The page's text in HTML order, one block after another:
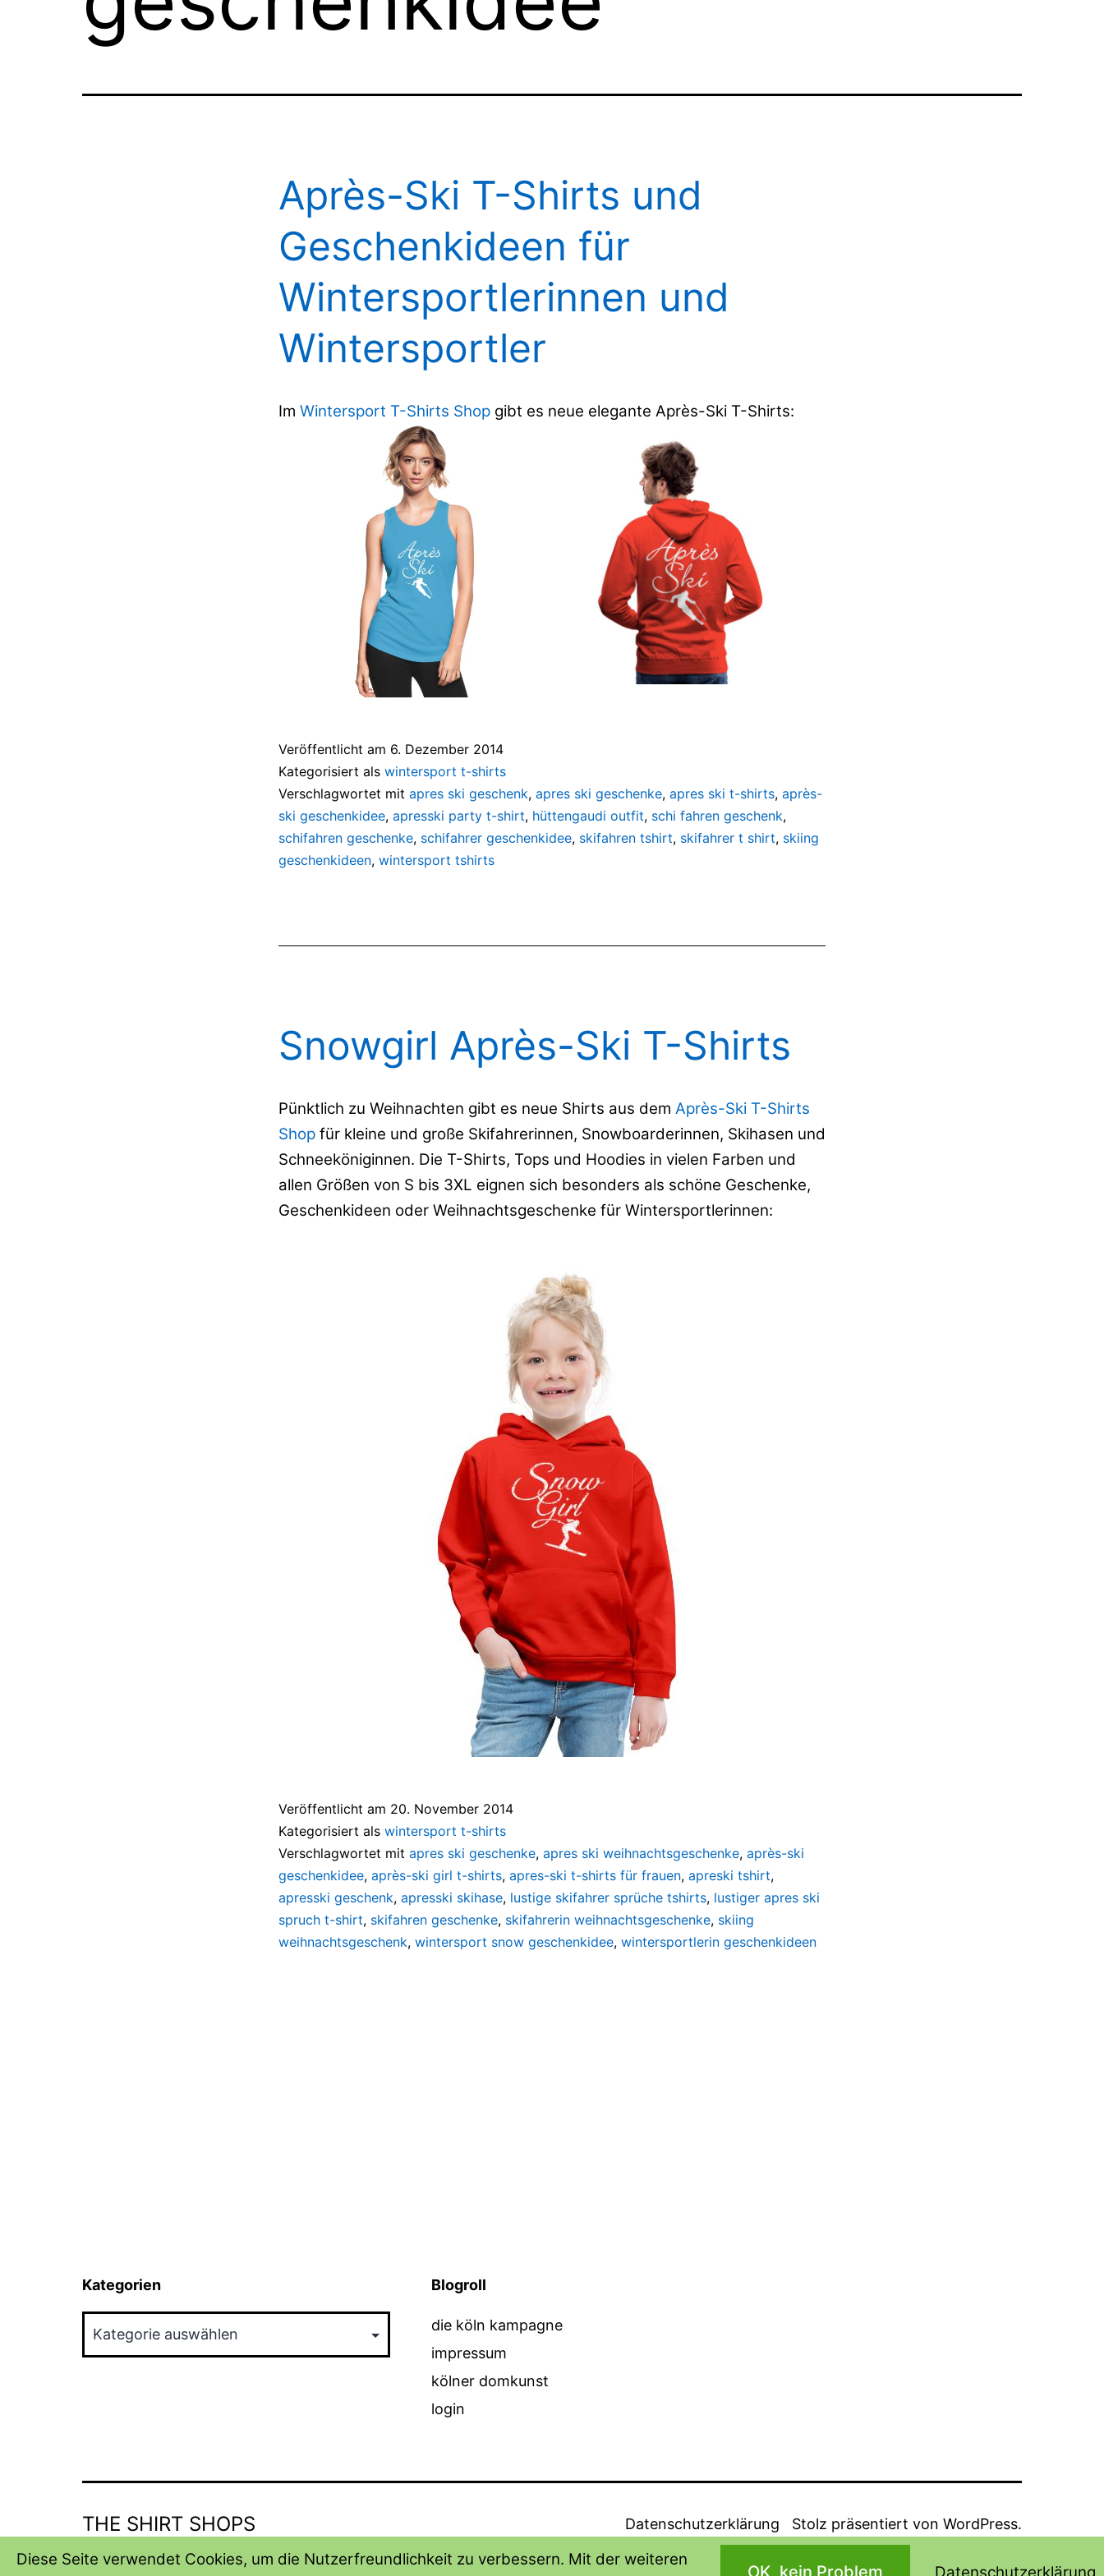
Après-Ski T-Shirts und
Geschenkideen für
Wintersportlerinnen und
Wintersportler
Im Wintersport T-Shirts Shop gibt es neue elegante Après-Ski T-Shirts:
Veröffentlicht am 6. Dezember 2014
Kategorisiert als wintersport t-shirts
Verschlagwortet mit apres ski geschenk, apres ski geschenke, apres ski t-shirts, après-
ski geschenkidee, apresski party t-shirt, hüttengaudi outfit, schi fahren geschenk,
schifahren geschenke, schifahrer geschenkidee, skifahren tshirt, skifahrer t shirt, skiing
geschenkideen, wintersport tshirts
Snowgirl Après-Ski T-Shirts
Pünktlich zu Weihnachten gibt es neue Shirts aus dem Après-Ski T-Shirts
Shop für kleine und große Skifahrerinnen, Snowboarderinnen, Skihasen und
Schneeköniginnen. Die T-Shirts, Tops und Hoodies in vielen Farben und
allen Größen von S bis 3XL eignen sich besonders als schöne Geschenke,
Geschenkideen oder Weihnachtsgeschenke für Wintersportlerinnen:
Veröffentlicht am 20. November 2014
Kategorisiert als wintersport t-shirts
Verschlagwortet mit apres ski geschenke, apres ski weihnachtsgeschenke, après-ski
geschenkidee, après-ski girl t-shirts, apres-ski t-shirts für frauen, apreski tshirt,
apresski geschenk, apresski skihase, lustige skifahrer sprüche tshirts, lustiger apres ski
spruch t-shirt, skifahren geschenke, skifahrerin weihnachtsgeschenke, skiing
weihnachtsgeschenk, wintersport snow geschenkidee, wintersportlerin geschenkideen
Kategorien Blogroll
die köln kampagne
impressum
kölner domkunst
login
THE SHIRT SHOPS Datenschutzerklärung Stolz präsentiert von WordPress.
Diese Seite verwendet Cookies, um die Nutzerfreundlichkeit zu verbessern. Mit der weiteren
OK, kein Problem Datenschutzerklärung